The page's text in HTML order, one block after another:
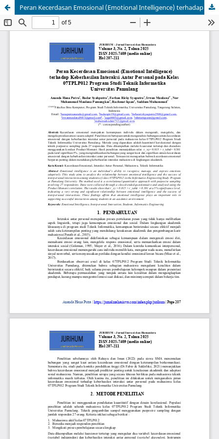
Peran Kecerdasan Emosional (Emotional Intelligence) terhadap Keberhasilan Interaksi Antar Personal pada Kelas 07TPLP012 Program Studi Teknik Informatika Universitas Pamulang